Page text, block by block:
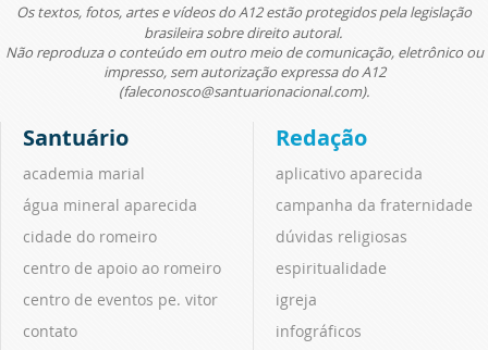
Os textos, fotos, artes e vídeos do A12 estão protegidos pela legislação
brasileira sobre direito autoral.
Não reproduza o conteúdo em outro meio de comunicação, eletrônico ou
impresso, sem autorização expressa do A12
(faleconosco@santuarionacional.com).
Santuário
academia marial
água mineral aparecida
cidade do romeiro
centro de apoio ao romeiro
centro de eventos pe. vitor
contato
Redação
aplicativo aparecida
campanha da fraternidade
dúvidas religiosas
espiritualidade
igreja
infográficos